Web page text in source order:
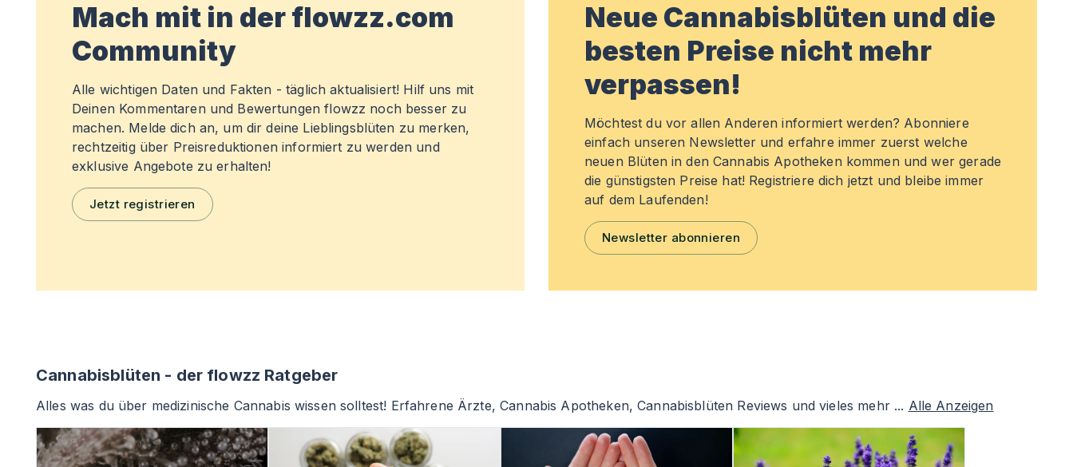
Mach mit in der flowzz.com
Community
Alle wichtigen Daten und Fakten - täglich aktualisiert! Hilf uns mit
Deinen Kommentaren und Bewertungen flowzz noch besser zu
machen. Melde dich an, um dir deine Lieblingsblüten zu merken,
rechtzeitig über Preisreduktionen informiert zu werden und
exklusive Angebote zu erhalten!
Jetzt registrieren
Neue Cannabisblüten und die
besten Preise nicht mehr
verpassen!
Möchtest du vor allen Anderen informiert werden? Abonniere
einfach unseren Newsletter und erfahre immer zuerst welche
neuen Blüten in den Cannabis Apotheken kommen und wer gerade
die günstigsten Preise hat! Registriere dich jetzt und bleibe immer
auf dem Laufenden!
Newsletter abonnieren
Cannabisblüten - der flowzz Ratgeber
Alles was du über medizinische Cannabis wissen solltest! Erfahrene Ärzte, Cannabis Apotheken, Cannabisblüten Reviews und vieles mehr ... Alle Anzeigen